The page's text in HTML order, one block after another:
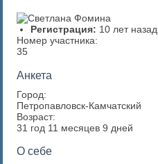
Регистрация: 10 лет назад
Номер участника:
35
Анкета
Город:
Петропавловск-Камчатский
Возраст:
31 год 11 месяцев 9 дней
О себе